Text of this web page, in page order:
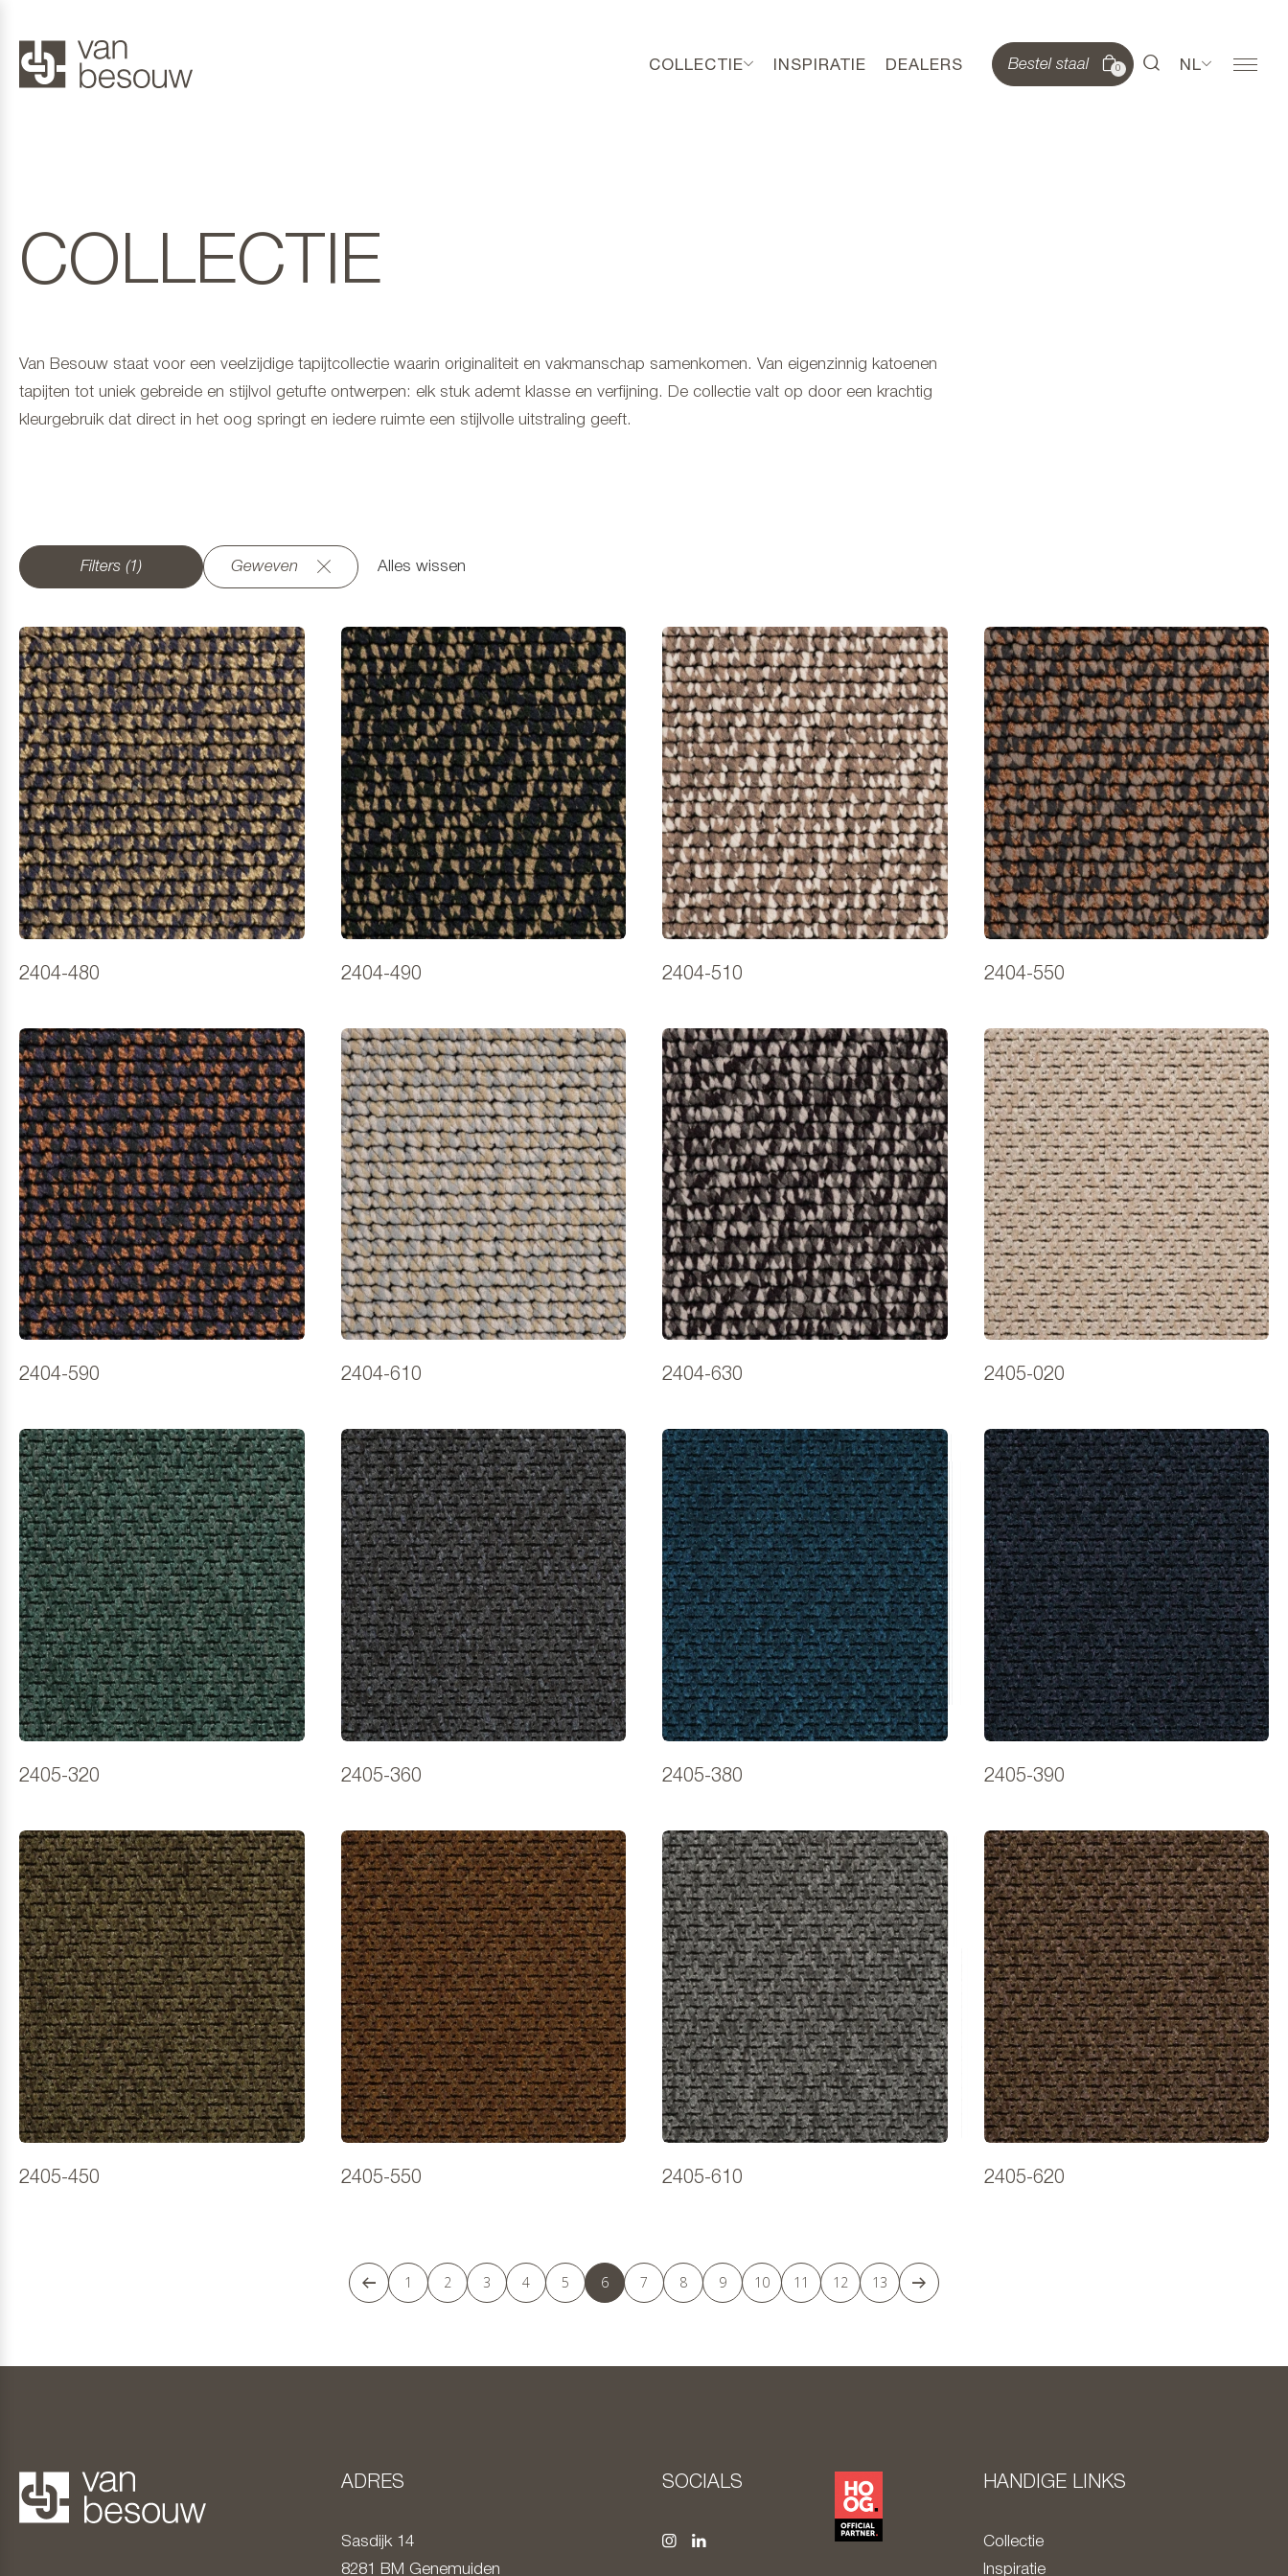
COLLECTIE INSPIRATIE DEALERS Bestel staal 0 NL
COLLECTIE
Van Besouw staat voor een veelzijdige tapijtcollectie waarin originaliteit en vakmanschap samenkomen. Van eigenzinnig katoenen
tapijten tot uniek gebreide en stijlvol getufte ontwerpen: elk stuk ademt klasse en verfijning. De collectie valt op door een krachtig
kleurgebruik dat direct in het oog springt en iedere ruimte een stijlvolle uitstraling geeft.
Filters (1) Geweven Alles wissen
2404-480 2404-490 2404-510 2404-550
2404-590 2404-610 2404-630 2405-020
2405-320 2405-360 2405-380 2405-390
2405-450 2405-550 2405-610 2405-620
1 2 3 4 5 6 7 8 9 10 11 12 13
ADRES
Sasdijk 14
8281 BM Genemuiden
SOCIALS HANDIGE LINKS
Collectie
Inspiratie